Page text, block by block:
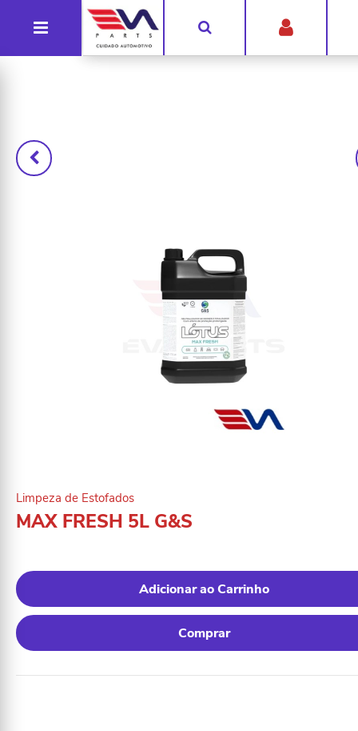
Limpeza de Estofados
MAX FRESH 5L G&S
Adicionar ao Carrinho
Comprar